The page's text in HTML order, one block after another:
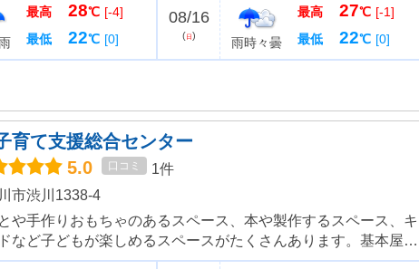
いごまを使用したごま汁もある...
最高 28℃ [-4]
最低
22℃ [0]
08/16
( 日) 雨時々曇
最高 27℃ [-1]
最低
22℃ [0]
育て支援総合センター
5.0 口コミ
1件
市渋川1338-4
や手作りおもちゃのあるスペース、本や製作するスペース、キ
など子どもが楽しめるスペースがたくさんあります。基本屋内
ん中には広場もあり、遊具や夏には小さなプールもあります。